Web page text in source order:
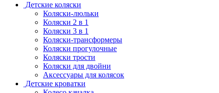
Детские коляски
Коляски-люльки
Коляски 2 в 1
Коляски 3 в 1
Коляски-трансформеры
Коляски прогулочные
Коляски трости
Коляски для двойни
Аксессуары для колясок
Детские кроватки